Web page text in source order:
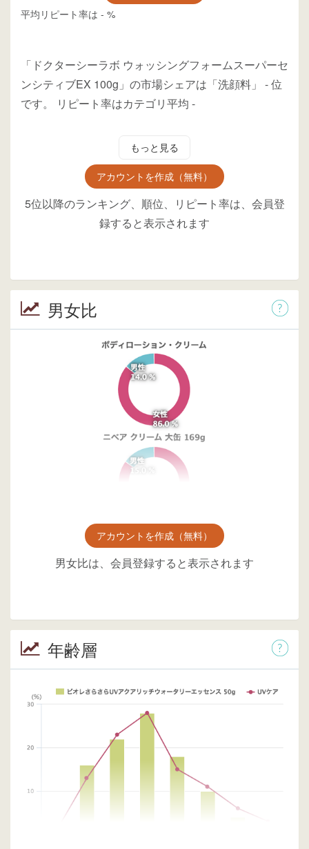
平均リピート率は - %
「ドクターシーラボ ウォッシングフォームスーパーセ
ンシティブEX 100g」の市場シェアは「洗顔料」 -位
です。
リピート率はカテゴリ平均 -
もっと見る
アカウントを作成（無料）
5位以降のランキング、順位、リピート率は、会員登
録すると表示されます
男女比
アカウントを作成（無料）
男女比は、会員登録すると表示されます
年齢層